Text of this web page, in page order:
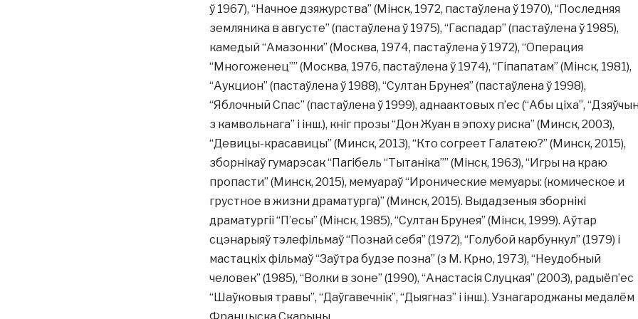
ў 1967), “Начное дзяжурства” (Мінск, 1972, пастаўлена ў 1970), “Последняя
земляника в августе” (пастаўлена ў 1975), “Гаспадар” (пастаўлена ў 1985),
камедый “Амазонки” (Москва, 1974, пастаўлена ў 1972), “Операция
“Многоженец”” (Москва, 1976, пастаўлена ў 1974), “Гіпапатам” (Мінск, 1981),
“Аукцион” (пастаўлена ў 1988), “Султан Брунея” (пастаўлена ў 1998),
“Яблочный Спас” (пастаўлена ў 1999), аднаактовых п’ес (“Абы ціха”,
з камвольнага” і інш.), кніг прозы “Дон Жуан в эпоху риска” (Минск, 2003),
“Девицы-красавицы” (Минск, 2013), “Кто согреет Галатею?” (Минск, 2015),
зборнікаў гумарэсак “Пагібель “Тытаніка”” (Мінск, 1963), “Игры на краю
пропасти” (Минск, 2015), мемуараў “Иронические мемуары: (комическое и
грустное в жизни драматурга)” (Минск, 2015). Выдадзеныя зборнікі
драматургіі “П’есы” (Мінск, 1985), “Султан Брунея” (Мінск, 1999). Аўтар
сцэнарыяў тэлефільмаў “Познай себя” (1972), “Голубой карбункул” (1979) і
мастацкіх фільмаў “Заўтра будзе позна” (з М. Крно, 1973), “Неудобный
человек” (1985), “Волки в зоне” (1990), “Анастасія Слуцкая” (2003), радыёп’ес
“Шаўковыя травы”, “Даўгавечнік”, “Дыягназ” і інш.). Узнагароджаны медалём